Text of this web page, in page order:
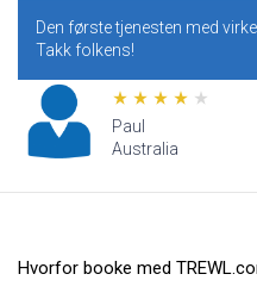
Den første tjenesten med
Takk folkens!
Paul
Australia
Hvorfor booke med